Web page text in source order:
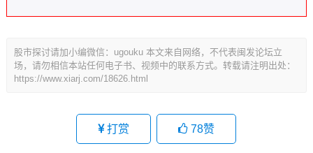
股市探讨请加小编微信：ugouku 本文来自网络，不代表闽发论坛立
场，请勿相信本站任何电子书、视频中的联系方式。转载请注明出处：
https://www.xiarj.com/18626.html
打赏 78赞